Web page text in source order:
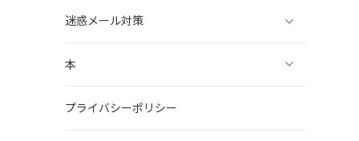
迷惑メール対策
本
プライバシーポリシー